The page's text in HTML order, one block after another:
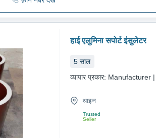
हाई एलुमिना सपोर्ट इंसुलेटर
5 साल
व्यापार प्रकार: Manufacturer
थाइन
Trusted
Seller